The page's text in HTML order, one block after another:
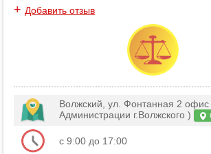
+ Добавить отзыв
Волжский, ул. Фонтанная 2 офис
Администрации г.Волжского )
с 9:00 до 17:00